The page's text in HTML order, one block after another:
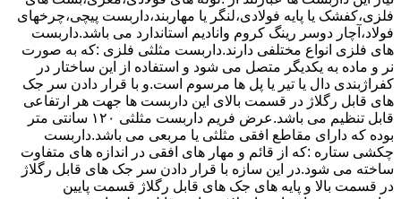
فلزی،کفشک یا پایه فولادی،لنگر یا مهاربند،داربست پیچی،چرخهای
فولاد،آچار دوسر رینگ کروم وانادیم استاندارد می باشد.داربست
های فلزی انواع مختلفی دارند.داربست مثلثی فلزی :که به صورت
نر و ماده به یکدیگر متصل می شود و استفاده از این ساختار در
کفراژبندی دال یا تیر یا پل ها مرسوم است.و با قرار دادن سر جک
های قابل رگلاژ در قسمت بالای این داربست ها جهت هر ارتفاعی
قابل تنظیم می باشد.عرض فریم داربست مثلثی ۱۲۰ سانتی متر
بوده که دارای مقاطع افقی مثلثی یا مربعی می باشد.داربست
چکشی ستاره :که از قائم و مهار های افقی در اندازه های متفاوت
ساخته می شود.در این سازه با قرار دادن سر جک های قابل رگلاژ
در قسمت بالا و پایه های جک های قابل رگلاژ قسمت پایین